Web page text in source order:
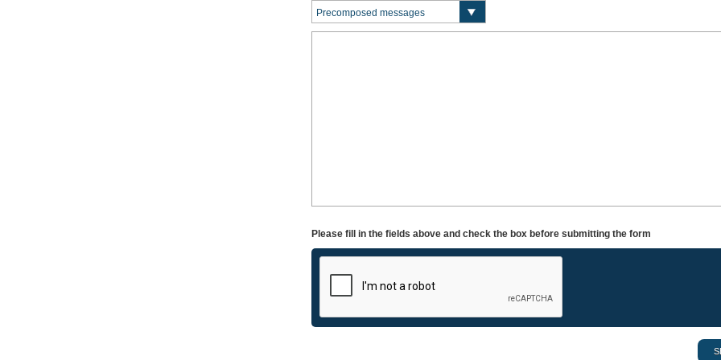
Please fill in the fields above and check the box before submitting the form